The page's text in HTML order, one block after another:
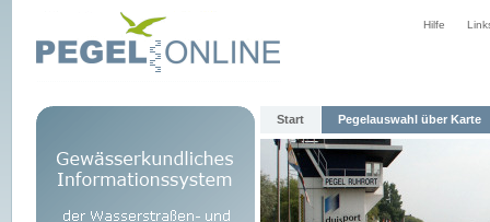
Hilfe
Start Pegelauswahl über Karte